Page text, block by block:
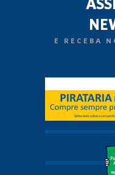
E RECEBA